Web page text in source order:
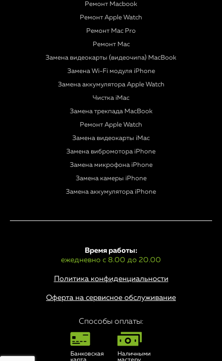
Ремонт Macbook
Ремонт Apple Watch
Ремонт Mac Pro
Ремонт Mac
Замена видеокарты (видеочипа) MacBook
Замена Wi-Fi модуля iPhone
Замена аккумулятора Apple Watch
Чистка iMac
Замена трекпада MacBook
Ремонт Apple Watch
Замена видеокарты iMac
Замена вибромотора iPhone
Замена микрофона iPhone
Замена камеры iPhone
Замена аккумулятора iPhone
Политика конфиденциальности
Время работы:
ежедневно с 8.00 до 20.00
Оферта на сервисное обслуживание
Способы оплаты:
Банковская
Наличными